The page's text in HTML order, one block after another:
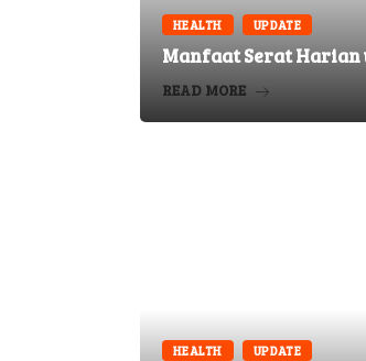
HEALTH UPDATE
​Manfaat Serat Harian
READ MORE
HEALTH UPDATE